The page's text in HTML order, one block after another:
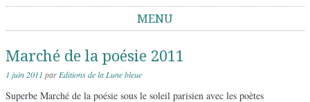
MENU
Marché de la poésie 2011
1 juin 2011 parEditions de la Lune bleue
Superbe Marché de la poésie sous le soleil parisien avec les poètes